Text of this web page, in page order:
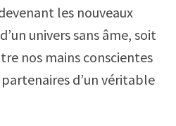
les nouveaux
univers sans âme, soit
nos mains conscientes
d’un véritable